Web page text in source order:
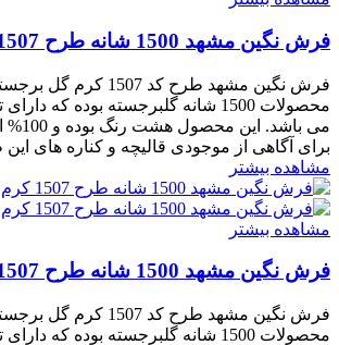
فرش نگین مشهد 1500 شانه طرح 1507 کرم نقره ای
فرش نگین مشهد طرح کد
می
برای آگاهی از موجودی قالیچه و کناره های
مشاهده بیشتر
مشاهده بیشتر
فرش نگین مشهد 1500 شانه طرح 1507 کرم مسی
فرش نگین مشهد طرح کد